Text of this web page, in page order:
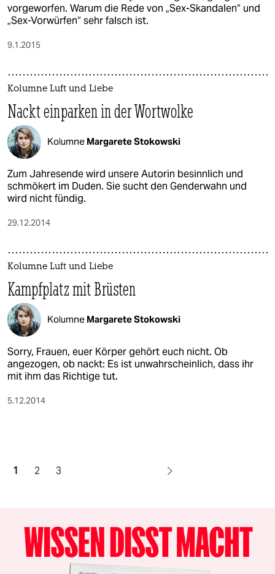
vorgeworfen. Warum die Rede von „Sex-Skandalen“ und
„Sex-Vorwürfen“ sehr falsch ist.
9.1.2015
Kolumne Luft und Liebe
Nackt einparken in der Wortwolke
Kolumne Margarete Stokowski
Zum Jahresende wird unsere Autorin besinnlich und
schmökert im Duden. Sie sucht den Genderwahn und
wird nicht fündig.
29.12.2014
Kolumne Luft und Liebe
Kampfplatz mit Brüsten
Kolumne Margarete Stokowski
Sorry, Frauen, euer Körper gehört euch nicht. Ob
angezogen, ob nackt: Es ist unwahrscheinlich, dass ihr
mit ihm das Richtige tut.
5.12.2014
1 2 3